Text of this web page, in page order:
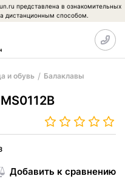
представлена в ознакомительных
дистанционным способом.
и обувь Балаклавы
Добавить к сравнению